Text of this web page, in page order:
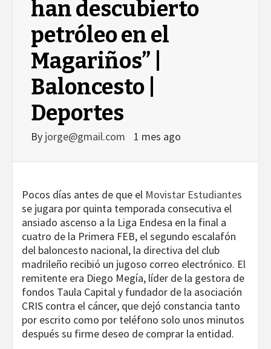
han descubierto
petróleo en el
Magariños” |
Baloncesto |
Deportes
By jorge@gmail.com 1 mes ago
Pocos días antes de que el Movistar Estudiantes
se jugara por quinta temporada consecutiva el
ansiado ascenso a la Liga Endesa en la final a
cuatro de la Primera FEB, el segundo escalafón
del baloncesto nacional, la directiva del club
madrileño recibió un jugoso correo electrónico. El
remitente era Diego Megía, líder de la gestora de
fondos Taula Capital y fundador de la asociación
CRIS contra el cáncer, que dejó constancia tanto
por escrito como por teléfono solo unos minutos
después su firme deseo de comprar la entidad.